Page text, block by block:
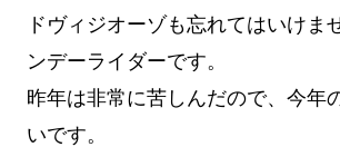
ドヴィジオーゾも忘れてはいけま
ンデーライダーです。
昨年は非常に苦しんだので、今年
いです。